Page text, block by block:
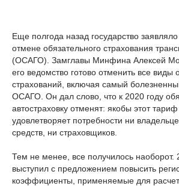
Еще полгода назад государство
отмене обязательного страхования
(ОСАГО). Замглавы Минфина Алексей
его ведомство готово отменить все виды
страхований, включая самый
ОСАГО. Он дал слово, что к 2020 году
автостраховку отменят: якобы этот
удовлетворяет потребности ни
средств, ни страховщиков.
Тем не менее, все получилось наоборот.
выступил с предложением повысить
коэффициенты, применяемые для